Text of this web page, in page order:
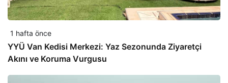
1 hafta önce
YYÜ Van Kedisi Merkezi: Yaz Sezonunda Ziyaretçi
Akını ve Koruma Vurgusu